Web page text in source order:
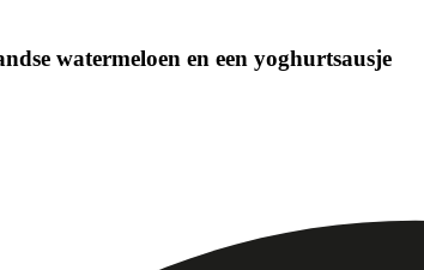
watermeloen en een yoghurtsausje